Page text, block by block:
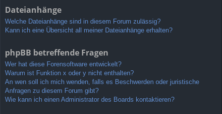
Dateianhänge
Welche Dateianhänge sind in diesem Forum zulässig?
Kann ich eine Übersicht all meiner Dateianhänge erhalten?
phpBB betreffende Fragen
Wer hat diese Forensoftware entwickelt?
Warum ist Funktion x oder y nicht enthalten?
An wen soll ich mich wenden, falls es Beschwerden oder juristische
Anfragen zu diesem Forum gibt?
Wie kann ich einen Administrator des Boards kontaktieren?